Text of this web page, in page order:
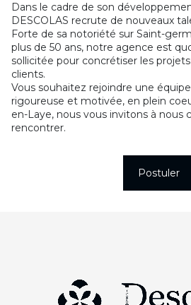
Dans le cadre de son
DESCOLAS recrute de nouveaux
Forte de sa notoriété sur Saint-
plus de 50 ans, notre agence est
sollicitée pour concrétiser les
clients.
Vous souhaitez rejoindre une
rigoureuse et motivée, en plein
en-Laye, nous vous invitons à nous
rencontrer.
Postuler